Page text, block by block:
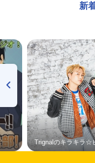
新
Trignalのキラキラ☆